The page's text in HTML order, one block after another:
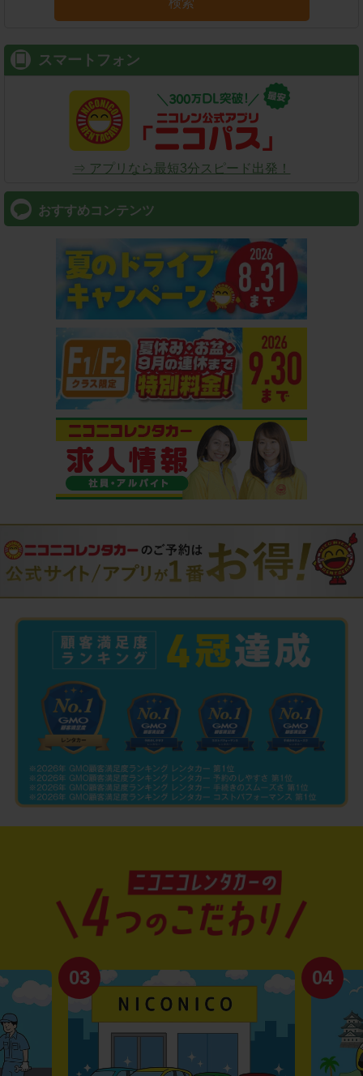
検索
スマートフォン
⇒ アプリなら最短3分スピード出発！
おすすめコンテンツ
04 01